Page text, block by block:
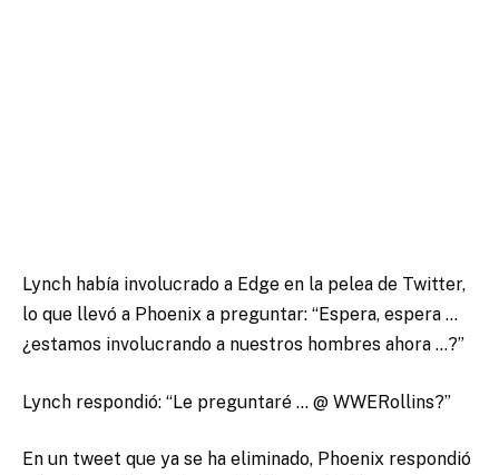
Lynch había involucrado a Edge en la pelea de Twitter,
lo que llevó a Phoenix a preguntar: “Espera, espera …
¿estamos involucrando a nuestros hombres ahora …?”
Lynch respondió: “Le preguntaré … @ WWERollins?”
En un tweet que ya se ha eliminado, Phoenix respondió